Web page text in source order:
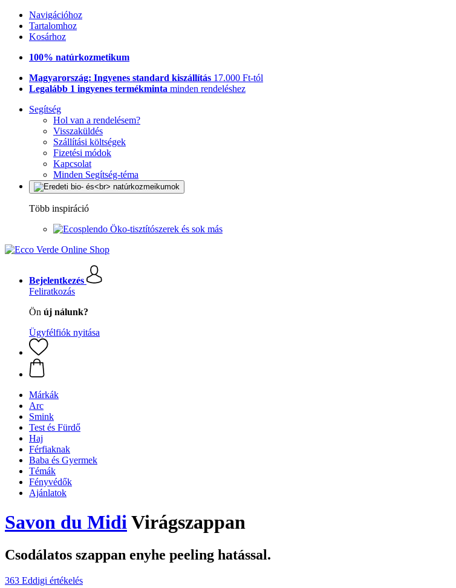
Navigációhoz
Tartalomhoz
Kosárhoz
100% natúrkozmetikum
Magyarország: Ingyenes standard kiszállítás 17.000 Ft-tól
Legalább 1 ingyenes termékminta minden rendeléshez
Segítség
Hol van a rendelésem?
Visszaküldés
Szállítási költségek
Fizetési módok
Kapcsolat
Minden Segítség-téma
Több inspiráció
Öko-tisztítószerek és sok más
Bejelentkezés
Feliratkozás
Ön új nálunk?
Ügyfélfiók nyitása
Márkák
Arc
Smink
Test és Fürdő
Haj
Férfiaknak
Baba és Gyermek
Témák
Fényvédők
Ajánlatok
Savon du MidiVirágszappan
Csodálatos szappan enyhe peeling hatással.
363 Eddigi értékelés